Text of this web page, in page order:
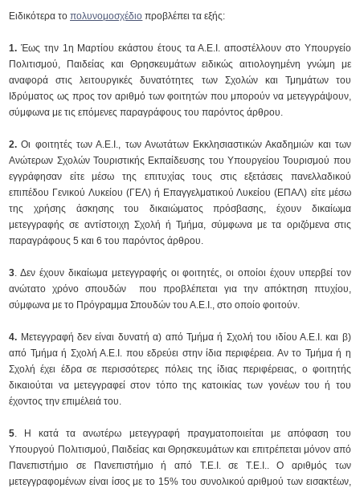
Ειδικότερα τοπολυνομοσχέδιο προβλέπει τα εξής:
1. Έως την 1η Μαρτίου εκάστου έτους τα Α.Ε.Ι. αποστέλλουν στο Υπουργείο
Πολιτισμού, Παιδείας και Θρησκευμάτων ειδικώς αιτιολογημένη γνώμη με
αναφορά στις λειτουργικές δυνατότητες των Σχολών και Τμημάτων του
Ιδρύματος ως προς τον αριθμό των φοιτητών που μπορούν να μετεγγράψουν,
σύμφωνα με τις επόμενες παραγράφους του παρόντος άρθρου.
2. Οι φοιτητές των Α.Ε.Ι., των Ανωτάτων Εκκλησιαστικών Ακαδημιών και των
Ανώτερων Σχολών Τουριστικής Εκπαίδευσης του Υπουργείου Τουρισμού που
εγγράφησαν είτε μέσω της επιτυχίας τους στις εξετάσεις πανελλαδικού
επιπέδου Γενικού Λυκείου (ΓΕΛ) ή Επαγγελματικού Λυκείου (ΕΠΑΛ) είτε μέσω
της χρήσης άσκησης του δικαιώματος πρόσβασης, έχουν δικαίωμα
μετεγγραφής σε αντίστοιχη Σχολή ή Τμήμα, σύμφωνα με τα οριζόμενα στις
παραγράφους 5 και 6 του παρόντος άρθρου.
3. Δεν έχουν δικαίωμα μετεγγραφής οι φοιτητές, οι οποίοι έχουν υπερβεί τον
ανώτατο χρόνο σπουδών που προβλέπεται για την απόκτηση πτυχίου,
σύμφωνα με το Πρόγραμμα Σπουδών του Α.Ε.Ι., στο οποίο φοιτούν.
4. Μετεγγραφή δεν είναι δυνατή α) από Τμήμα ή Σχολή του ιδίου Α.Ε.Ι. και β)
από Τμήμα ή Σχολή Α.Ε.Ι. που εδρεύει στην ίδια περιφέρεια. Αν το Τμήμα ή η
Σχολή έχει έδρα σε περισσότερες πόλεις της ίδιας περιφέρειας, ο φοιτητής
δικαιούται να μετεγγραφεί στον τόπο της κατοικίας των γονέων του ή του
έχοντος την επιμέλειά του.
5. Η κατά τα ανωτέρω μετεγγραφή πραγματοποιείται με απόφαση του
Υπουργού Πολιτισμού, Παιδείας και Θρησκευμάτων και επιτρέπεται μόνον από
Πανεπιστήμιο σε Πανεπιστήμιο ή από Τ.Ε.Ι. σε Τ.Ε.Ι.. Ο αριθμός των
μετεγγραφομένων είναι ίσος με το 15% του συνολικού αριθμού των εισακτέων,